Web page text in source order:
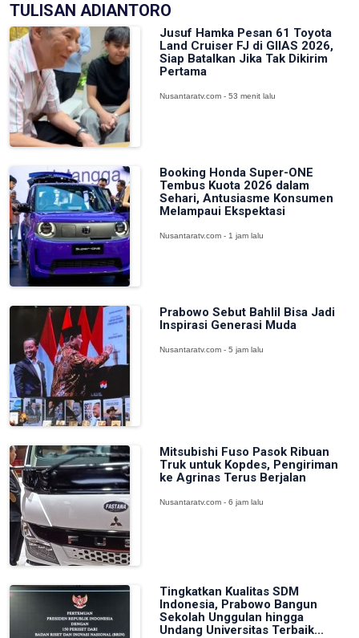
TULISAN ADIANTORO
Jusuf Hamka Pesan 61 Toyota
Land Cruiser FJ di GIIAS 2026,
Siap Batalkan Jika Tak Dikirim
Pertama
Nusantaratv.com - 53 menit lalu
Booking Honda Super-ONE
Tembus Kuota 2026 dalam
Sehari, Antusiasme Konsumen
Melampaui Ekspektasi
Nusantaratv.com - 1 jam lalu
Prabowo Sebut Bahlil Bisa Jadi
Inspirasi Generasi Muda
Nusantaratv.com - 5 jam lalu
Mitsubishi Fuso Pasok Ribuan
Truk untuk Kopdes, Pengiriman
ke Agrinas Terus Berjalan
Nusantaratv.com - 6 jam lalu
Tingkatkan Kualitas SDM
Indonesia, Prabowo Bangun
Sekolah Unggulan hingga
Undang Universitas Terbaik...